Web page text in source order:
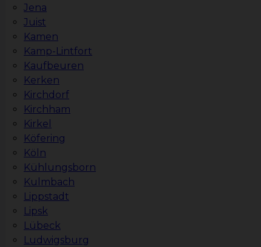
Jena
Juist
Kamen
Kamp-Lintfort
Kaufbeuren
Kerken
Kirchdorf
Kirchham
Kirkel
Köfering
Köln
Kühlungsborn
Kulmbach
Lippstadt
Lipsk
Lübeck
Ludwigsburg